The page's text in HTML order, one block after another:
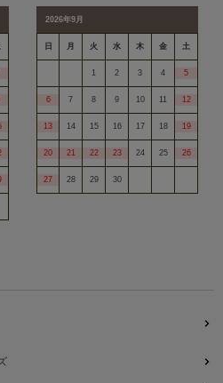
2026年9月
日 月 火 水 木 金 土
1 2 3 4 5
6 7 8 9 10 11 12
13 14 15 16 17 18 19
20 21 22 23 24 25 26
27 28 29 30